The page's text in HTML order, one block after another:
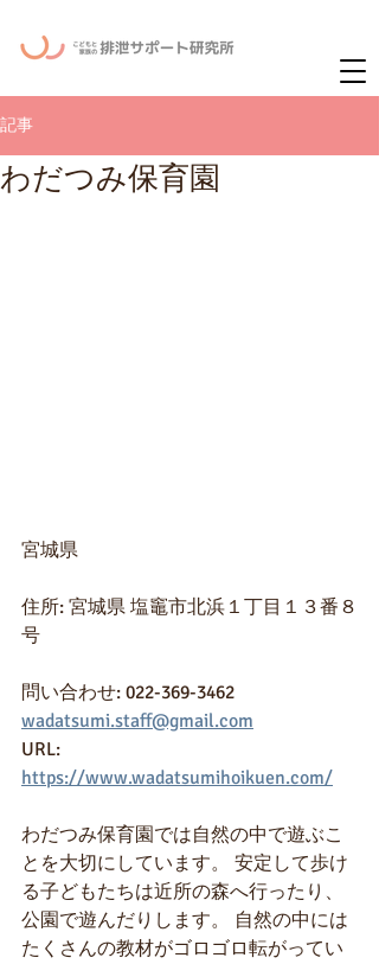
記事
わだつみ保育園
宮城県
住所: 宮城県 塩竈市北浜１丁目１３番８
号
問い合わせ: 022-369-3462
wadatsumi.staff@gmail.com
URL:
https://www.wadatsumihoikuen.com/
わだつみ保育園では自然の中で遊ぶこ
とを大切にしています。 安定して歩け
る子どもたちは近所の森へ行ったり、
公園で遊んだりします。 自然の中には
たくさんの教材がゴロゴロ転がってい